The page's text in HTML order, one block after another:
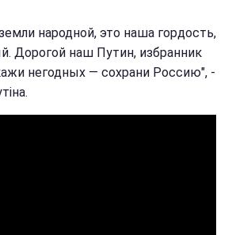
народной, это наша гордость,
Дорогой наш Путин, избранник
негодных — сохрани Россию", -